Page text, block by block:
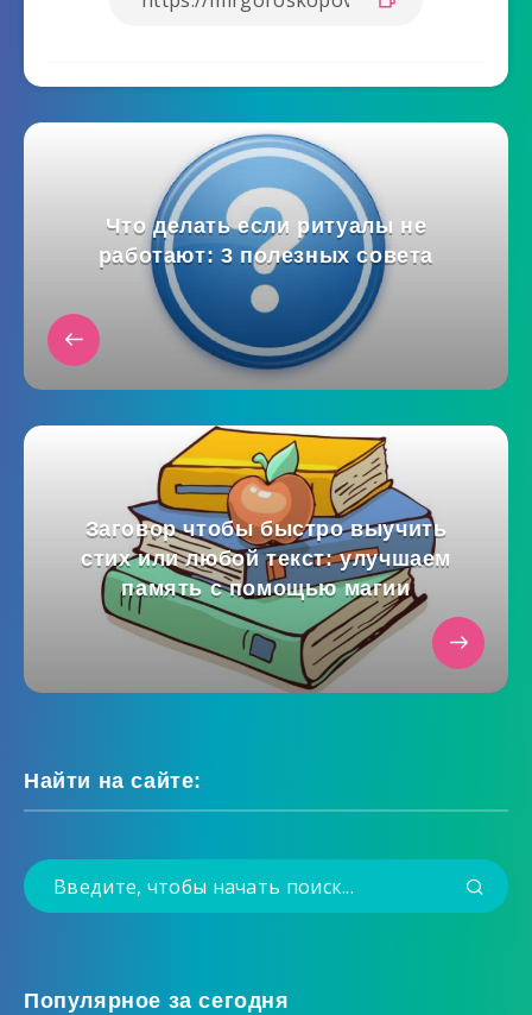
Что делать если ритуалы не
работают: 3 полезных совета
Заговор чтобы быстро выучить
стих или любой текст: улучшаем
память с помощью магии
Найти на сайте:
Популярное за сегодня